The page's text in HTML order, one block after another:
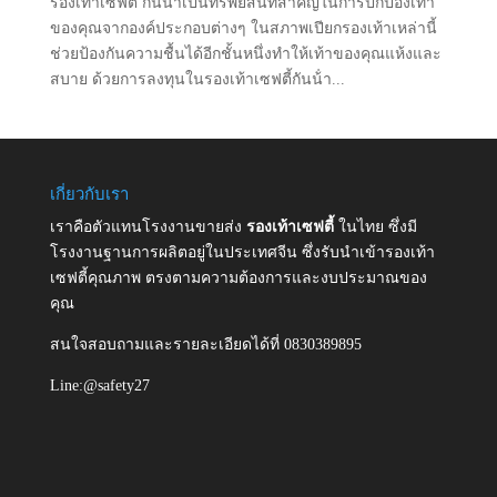
ของคุณจากองค์ประกอบต่างๆ ในสภาพเปียกรองเท้าเหล่านี้
ช่วยป้องกันความชื้นได้อีกชั้นหนึ่งทําให้เท้าของคุณแห้งและ
สบาย ด้วยการลงทุนในรองเท้าเซฟตี้กันน้ํา...
เกี่ยวกับเรา
เราคือตัวแทนโรงงานขายส่ง รองเท้าเซฟตี้ ในไทย ซึ่งมี
โรงงานฐานการผลิตอยู่ในประเทศจีน ซึ่งรับนำเข้ารองเท้า
เซฟตี้คุณภาพ ตรงตามความต้องการและงบประมาณของ
คุณ
สนใจสอบถามและรายละเอียดได้ที่ 0830389895
Line:@safety27